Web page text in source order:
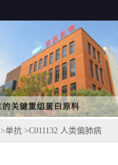
>单抗 >C011132 人类偏肺病